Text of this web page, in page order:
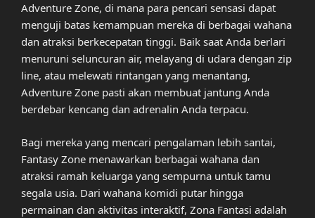
Adventure Zone, di mana para pencari sensasi dapat
menguji batas kemampuan mereka di berbagai wahana
dan atraksi berkecepatan tinggi. Baik saat Anda berlari
menuruni seluncuran air, melayang di udara dengan zip
line, atau melewati rintangan yang menantang,
Adventure Zone pasti akan membuat jantung Anda
berdebar kencang dan adrenalin Anda terpacu.
Bagi mereka yang mencari pengalaman lebih santai,
Fantasy Zone menawarkan berbagai wahana dan
atraksi ramah keluarga yang sempurna untuk tamu
segala usia. Dari wahana komidi putar hingga
permainan dan aktivitas interaktif, Zona Fantasi adalah